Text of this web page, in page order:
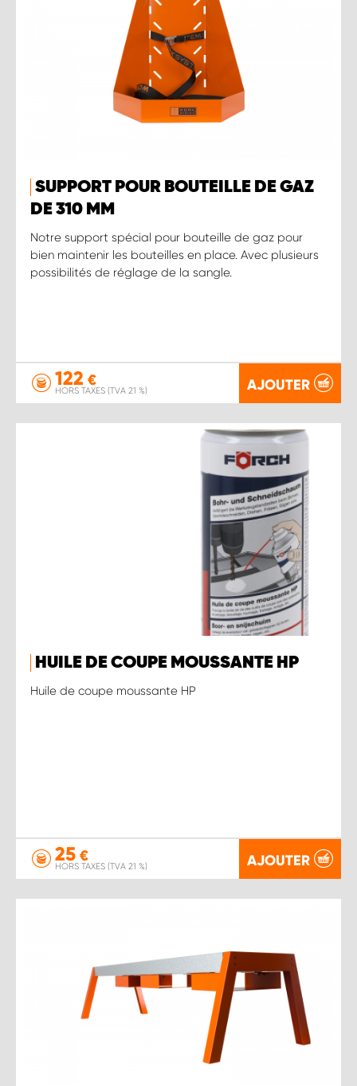
SUPPORT POUR BOUTEILLE DE GAZ
DE 310 MM
Notre support spécial pour bouteille de gaz pour
bien maintenir les bouteilles en place. Avec plusieurs
possibilités de réglage de la sangle.
122 €
HORS TAXES (TVA 21 %) AJOUTER
HUILE DE COUPE MOUSSANTE HP
Huile de coupe moussante HP
25 €
HORS TAXES (TVA 21 %) AJOUTER